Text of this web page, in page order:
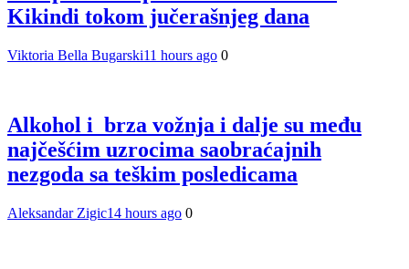
Kikindi tokom jučerašnjeg dana
Viktoria Bella Bugarski11 hours ago 0
Alkohol i brza vožnja i dalje su među
najčešćim uzrocima saobraćajnih
nezgoda sa teškim posledicama
Aleksandar Zigic14 hours ago 0